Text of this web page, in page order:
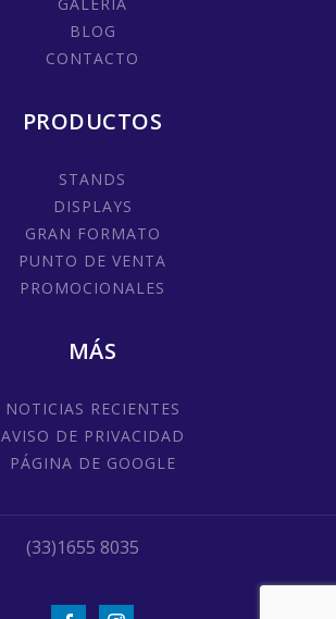
BLOG
CONTACTO
PRODUCTOS
STANDS
DISPLAYS
GRAN FORMATO
PUNTO DE VENTA
PROMOCIONALES
MÁS
NOTICIAS RECIENTES
AVISO DE PRIVACIDAD
PÁGINA DE GOOGLE
(33)1655 8035